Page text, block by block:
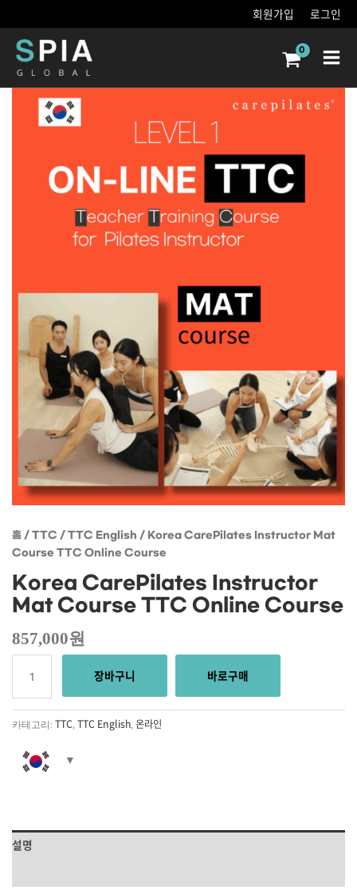
건너뛰기
회원가입 로그인
Menu
홈 / TTC / TTC English / Korea CarePilates Instructor Mat
Course TTC Online Course
Korea CarePilates Instructor
Mat Course TTC Online Course
857,000원
Korea
CarePilates
Instructor
장바구니 바로구매
카테고리: TTC, TTC English, 온라인
설명